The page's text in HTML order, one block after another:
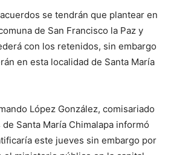
se tendrán que plantear en
de San Francisco la Paz y
con los retenidos, sin embargo
en esta localidad de Santa María
López González, comisariado
Santa María Chimalapa informó
este jueves sin embargo por